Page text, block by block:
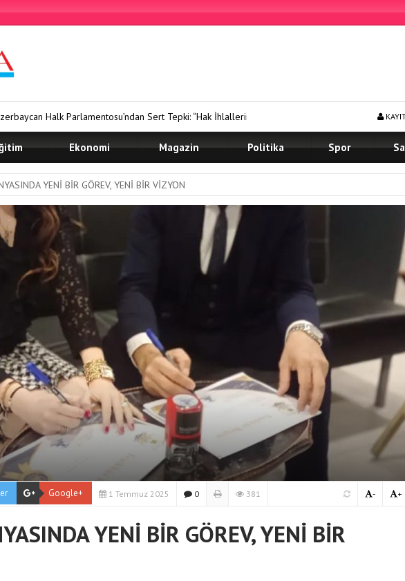
Sert Tepki: “Hak İhlallerine Göz Yumanları Kınıyoruz” Prof. Dr. Murat Kan,
Ekonomi Magazin Politika Spor
YENİ BİR GÖREV, YENİ BİR VİZYON
Google+ 1 Temmuz 2025 0 381 +
-
YENİ BİR GÖREV, YENİ BİR